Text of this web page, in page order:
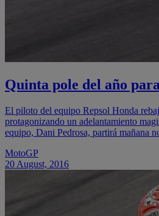
Quinta pole del año
El piloto del equipo Repsol Honda
protagonizando un adelantamiento
equipo, Dani Pedrosa, partirá mañana
MotoGP
20 August, 2016